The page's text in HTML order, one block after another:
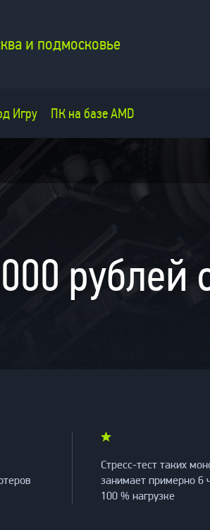
и подмосковье
Игру ПК на базе AMD
рублей
Стресс-тест таких
занимает примерно 6
100 % нагрузке